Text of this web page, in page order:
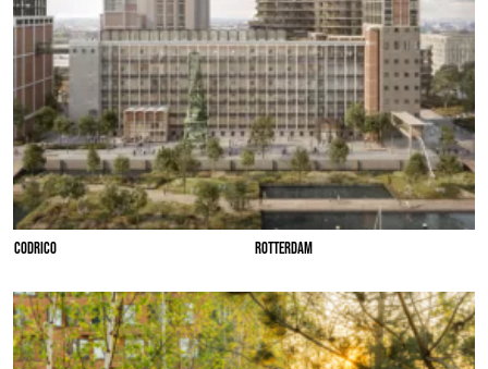
CODRICO ROTTERDAM